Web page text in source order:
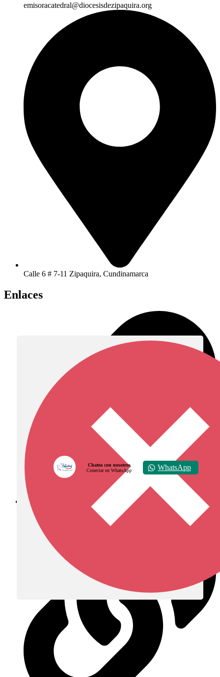
emisoracatedral@diocesisdezipaquira.org
Calle 6 # 7-11 Zipaquira, Cundinamarca
Enlaces
Diócesis de Zipaquirá
Chatea con nosotros
Conectar en WhatsApp
WhatsApp